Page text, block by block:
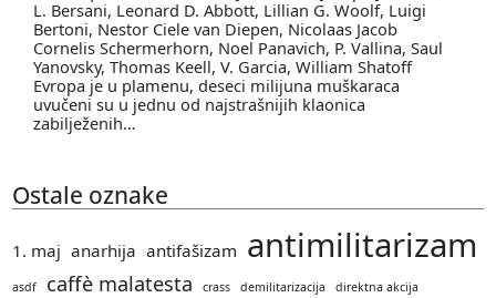
L. Bersani, Leonard D. Abbott, Lillian G. Woolf, Luigi
Bertoni, Nestor Ciele van Diepen, Nicolaas Jacob
Cornelis Schermerhorn, Noel Panavich, P. Vallina, Saul
Yanovsky, Thomas Keell, V. Garcia, William Shatoff
Evropa je u plamenu, deseci milijuna muškaraca
uvučeni su u jednu od najstrašnijih klaonica
zabilježenih…
Ostale oznake
1. maj anarhija antifašizam antimilitarizam
asdf caffè malatesta crass demilitarizacija direktna akcija